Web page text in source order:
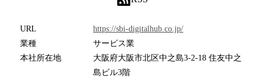
URL
https://sbi-digitalhub.co.jp/
業種
サービス業
本社所在地
大阪府大阪市北区中之島3-2-18 住友中之
島ビル3階